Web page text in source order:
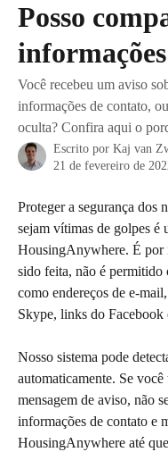
Posso
Você recebeu um aviso
informações de contato,
oculta? Confira aqui o
Escrito por Kaj van
21 de fevereiro de
Proteger a segurança dos
sejam vítimas de golpes é
HousingAnywhere. É por
sido feita, não é permitido
como endereços de e-
Skype, links do Facebook
Nosso sistema pode
automaticamente. Se
mensagem de aviso, não
informações de contato e
HousingAnywhere até